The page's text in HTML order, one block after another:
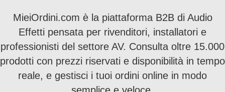
MieiOrdini.com è la piattaforma B2B di Audio
Effetti pensata per rivenditori, installatori e
professionisti del settore AV. Consulta oltre 15.000
prodotti con prezzi riservati e disponibilità in tempo
reale, e gestisci i tuoi ordini online in modo